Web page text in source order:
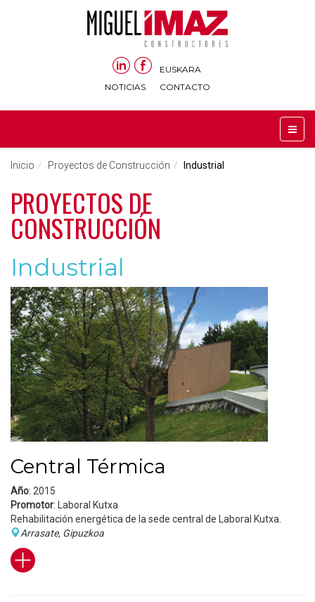
EUSKARA
NOTICIAS
CONTACTO
Inicio Proyectos de Construcción Industrial
PROYECTOS DE
CONSTRUCCIÓN
Industrial
Central Térmica
Año: 2015
Promotor: Laboral Kutxa
Rehabilitación energética de la sede central de Laboral Kutxa.
Arrasate, Gipuzkoa